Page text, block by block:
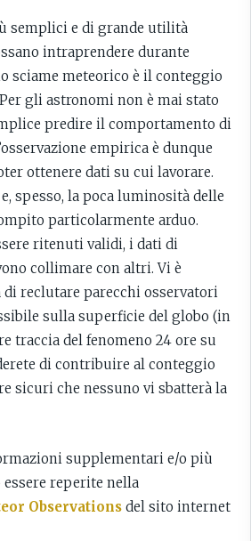
semplici e di grande utilità
intraprendere durante
sciame meteorico è il conteggio
gli astronomi non è mai stato
predire il comportamento di
empirica è dunque
ottenere dati su cui lavorare.
spesso, la poca luminosità delle
particolarmente arduo.
ritenuti validi, i dati di
collimare con altri. Vi è
di reclutare parecchi osservatori
sulla superficie del globo (in
traccia del fenomeno 24 ore su
di contribuire al conteggio
sicuri che nessuno vi sbatterà la
supplementari e/o più
reperite nella
Observations del sito internet